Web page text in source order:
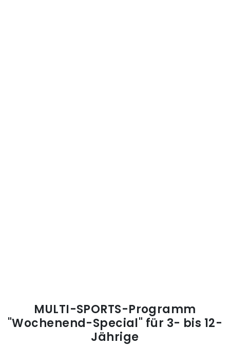
MULTI-SPORTS-Programm
"Wochenend-Special" für 3- bis 12-
Jährige